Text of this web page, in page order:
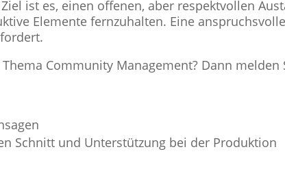
ist es, einen offenen, aber respektvollen
Elemente fernzuhalten. Eine
Thema Community Management? Dann melden
Schnitt und Unterstützung bei der Produktion